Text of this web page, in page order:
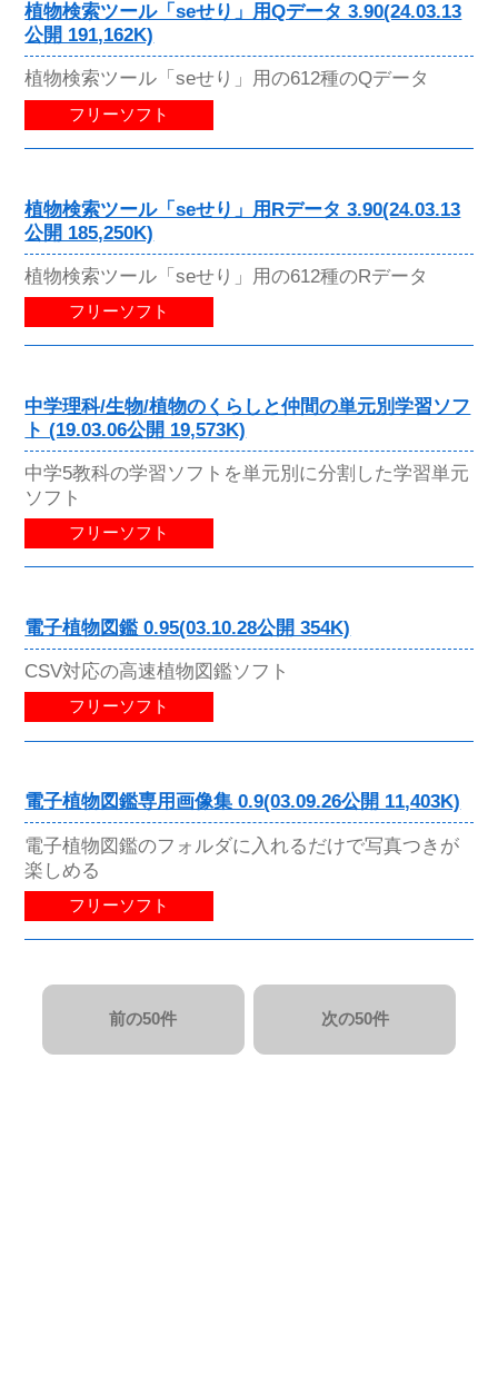
植物検索ツール「seせり」用Qデータ 3.90(24.03.13
公開 191,162K)
植物検索ツール「seせり」用の612種のQデータ
フリーソフト
植物検索ツール「seせり」用Rデータ 3.90(24.03.13
公開 185,250K)
植物検索ツール「seせり」用の612種のRデータ
フリーソフト
中学理科/生物/植物のくらしと仲間の単元別学習ソフ
ト (19.03.06公開 19,573K)
中学5教科の学習ソフトを単元別に分割した学習単元
ソフト
フリーソフト
電子植物図鑑 0.95(03.10.28公開 354K)
CSV対応の高速植物図鑑ソフト
フリーソフト
電子植物図鑑専用画像集 0.9(03.09.26公開 11,403K)
電子植物図鑑のフォルダに入れるだけで写真つきが
楽しめる
フリーソフト
前の50件 次の50件